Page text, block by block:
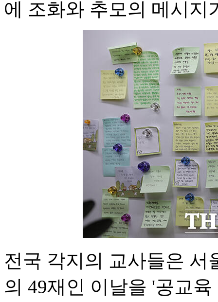
에 조화와 추모의 메시지
전국 각지의 교사들은 서
의 49재인 이날을 '공교